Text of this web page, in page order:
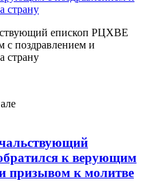
епископ РЦХВЕ
с поздравлением и
страну
к верующим
призывом к молитве